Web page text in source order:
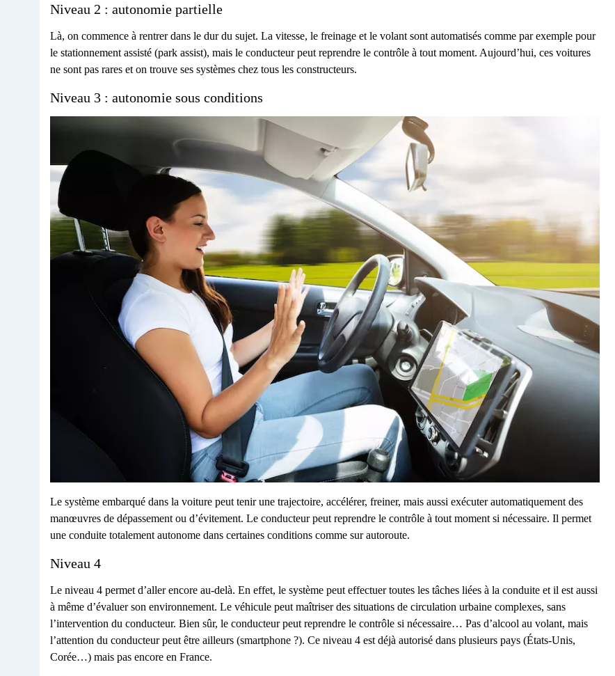
Niveau 2 : autonomie partielle
Là, on commence à rentrer dans le dur du sujet. La vitesse, le freinage et le volant sont automatisés comme par exemple pour
le stationnement assisté (park assist), mais le conducteur peut reprendre le contrôle à tout moment. Aujourd’hui, ces voitures
ne sont pas rares et on trouve ses systèmes chez tous les constructeurs.
Niveau 3 : autonomie sous conditions
Le système embarqué dans la voiture peut tenir une trajectoire, accélérer, freiner, mais aussi exécuter automatiquement des
manœuvres de dépassement ou d’évitement. Le conducteur peut reprendre le contrôle à tout moment si nécessaire. Il permet
une conduite totalement autonome dans certaines conditions comme sur autoroute.
Niveau 4
Le niveau 4 permet d’aller encore au-delà. En effet, le système peut effectuer toutes les tâches liées à la conduite et il est aussi
à même d’évaluer son environnement. Le véhicule peut maîtriser des situations de circulation urbaine complexes, sans
l’intervention du conducteur. Bien sûr, le conducteur peut reprendre le contrôle si nécessaire… Pas d’alcool au volant, mais
l’attention du conducteur peut être ailleurs (smartphone ?). Ce niveau 4 est déjà autorisé dans plusieurs pays (États-Unis,
Corée…) mais pas encore en France.